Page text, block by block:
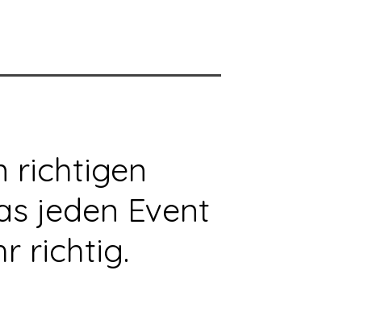
richtigen
jeden Event
richtig.